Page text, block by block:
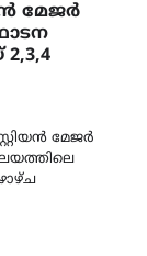
മേജര്‍
മേജര്‍